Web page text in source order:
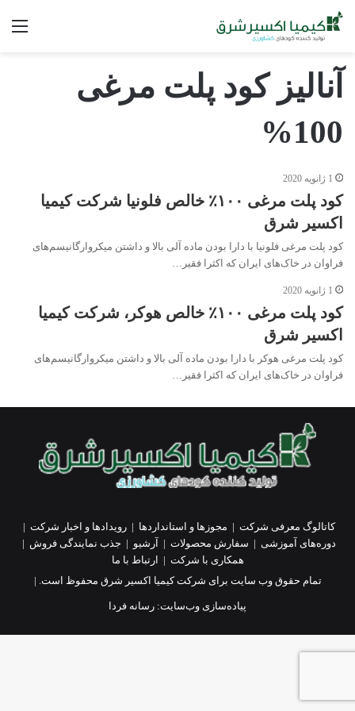
آنالیز کود پلت مرغی
100%
1 ژانویه 2020
کود پلت مرغی ۱۰۰٪ خالص فلونیا شرکت کیمیا
اکسیر شرق
کود پلت مرغی فلونیا با دارا بودن ماده آلی بالا و داشتن میکروارگانیسم‌های
فراوان در خاک‌های ایران که اکثرا فقیر…
1 ژانویه 2020
کود پلت مرغی ۱۰۰٪ خالص هوکر، شرکت کیمیا
اکسیر شرق
کود پلت مرغی هوکر با دارا بودن ماده آلی بالا و داشتن میکروارگانیسم‌های
فراوان در خاک‌های ایران که اکثرا فقیر…
کاتالوگ معرفی شرکت | مجوزها و استانداردها |رویدادها و اخبار شرکت |
دوره‌های آموزشی | سفارش محصولات | آرشیو | جذب نمایندگی فروش |
همکاری با شرکت |
ارتباط با ما
تمام حقوق وب سایت برای شرکت کیمیا اکسیر شرق محفوظ است. |
پیاده‌سازی وب‌سایت: رسانه فردا